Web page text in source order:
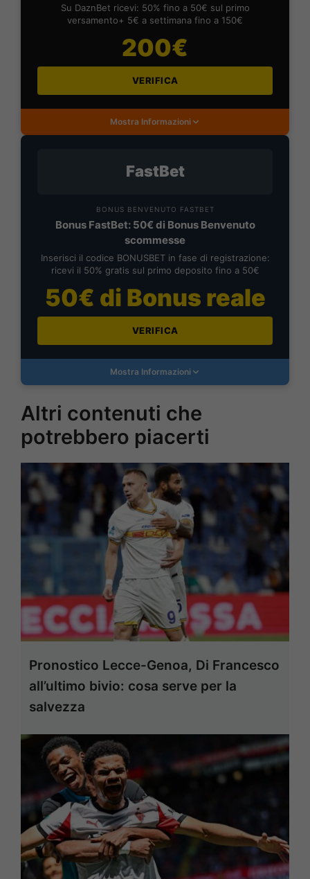
Su DaznBet ricevi: 50% fino a 50€ sul primo
versamento+ 5€ a settimana fino a 150€
200€
VERIFICA
Mostra Informazioni
FastBet
BONUS BENVENUTO FASTBET
Bonus FastBet: 50€ di Bonus Benvenuto
scommesse
Inserisci il codice BONUSBET in fase di registrazione:
ricevi il 50% gratis sul primo deposito fino a 50€
50€ di Bonus reale
VERIFICA
Mostra Informazioni
Altri contenuti che
potrebbero piacerti
Pronostico Lecce-Genoa, Di Francesco
all’ultimo bivio: cosa serve per la
salvezza